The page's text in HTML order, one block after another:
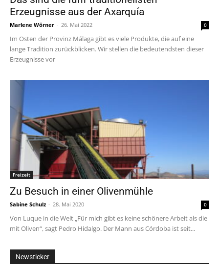
Erzeugnisse aus der Axarquía
Marlene Wörner - 26. Mai 2022 0
Im Osten der Provinz Málaga gibt es viele Produkte, die auf eine
lange Tradition zurückblicken. Wir stellen die bedeutendsten dieser
Erzeugnisse vor
Freizeit
Zu Besuch in einer Olivenmühle
Sabine Schulz - 28. Mai 2020 0
Von Luque in die Welt „Für mich gibt es keine schönere Arbeit als die
mit Oliven“, sagt Pedro Hidalgo. Der Mann aus Córdoba ist seit...
Newsticker